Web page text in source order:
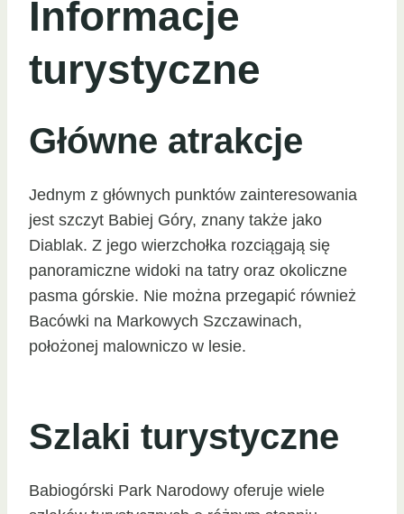
Informacje
turystyczne
Główne atrakcje
Jednym z głównych punktów zainteresowania
jest szczyt Babiej Góry, znany także jako
Diablak. Z jego wierzchołka rozciągają się
panoramiczne widoki na tatry oraz okoliczne
pasma górskie. Nie można przegapić również
Bacówki na Markowych Szczawinach,
położonej malowniczo w lesie.
Szlaki turystyczne
Babiogórski Park Narodowy oferuje wiele